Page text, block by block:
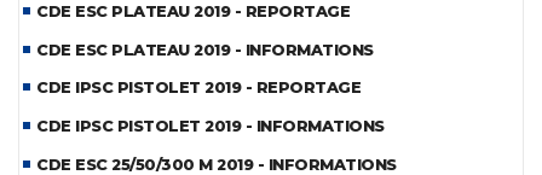
CDE ESC PLATEAU 2019 - REPORTAGE
CDE ESC PLATEAU 2019 - INFORMATIONS
CDE IPSC PISTOLET 2019 - REPORTAGE
CDE IPSC PISTOLET 2019 - INFORMATIONS
CDE ESC 25/50/300 M 2019 - INFORMATIONS